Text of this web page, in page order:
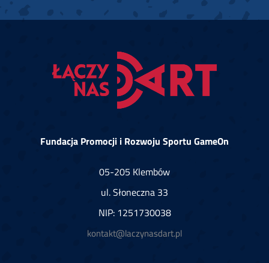
Fundacja Promocji i Rozwoju Sportu GameOn
05-205 Klembów
ul. Słoneczna 33
NIP: 1251730038
kontakt@laczynasdart.pl